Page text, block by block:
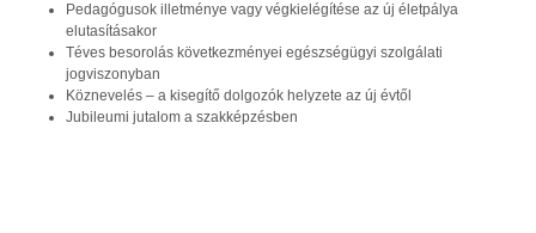
Pedagógusok illetménye vagy végkielégítése az új életpálya
elutasításakor
Téves besorolás következményei egészségügyi szolgálati
jogviszonyban
Köznevelés – a kisegítő dolgozók helyzete az új évtől
Jubileumi jutalom a szakképzésben